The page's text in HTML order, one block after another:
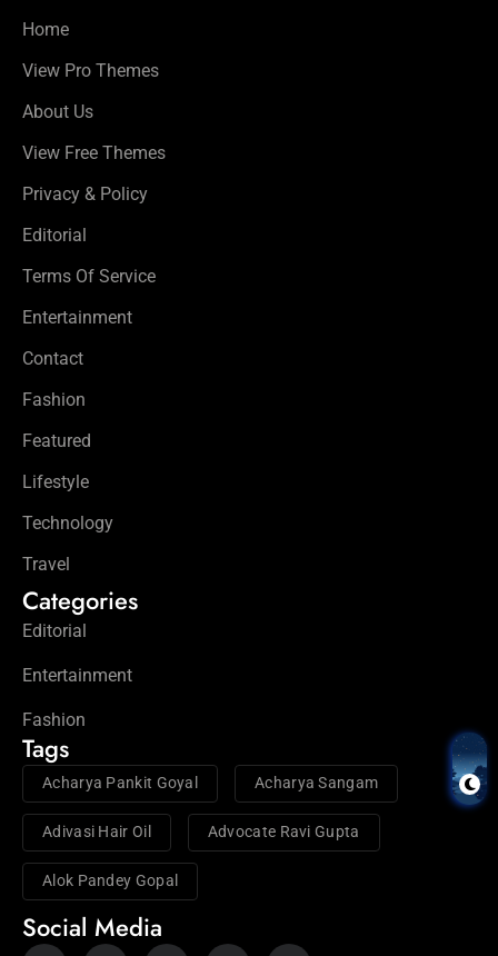
Home
View Pro Themes
About Us
View Free Themes
Privacy & Policy
Editorial
Terms Of Service
Entertainment
Contact
Fashion
Featured
Lifestyle
Technology
Travel
Categories
Editorial
Entertainment
Fashion
Tags
Acharya Pankit Goyal Acharya Sangam
Adivasi Hair Oil Advocate Ravi Gupta
Alok Pandey Gopal
Social Media